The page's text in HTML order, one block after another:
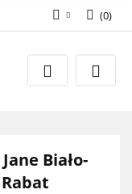
Zaloguj się
Zarejestruj się
(0)
Biało-